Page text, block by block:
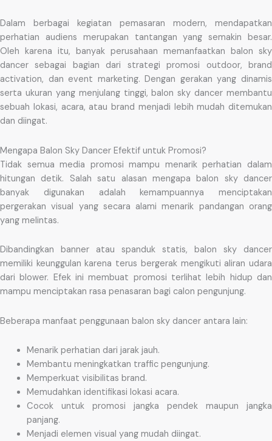
Dalam berbagai kegiatan pemasaran modern, mendapatkan
perhatian audiens merupakan tantangan yang semakin besar.
Oleh karena itu, banyak perusahaan memanfaatkan balon sky
dancer sebagai bagian dari strategi promosi outdoor, brand
activation, dan event marketing. Dengan gerakan yang dinamis
serta ukuran yang menjulang tinggi, balon sky dancer membantu
sebuah lokasi, acara, atau brand menjadi lebih mudah ditemukan
dan diingat.
Mengapa Balon Sky Dancer Efektif untuk Promosi?
Tidak semua media promosi mampu menarik perhatian dalam
hitungan detik. Salah satu alasan mengapa balon sky dancer
banyak digunakan adalah kemampuannya menciptakan
pergerakan visual yang secara alami menarik pandangan orang
yang melintas.
Dibandingkan banner atau spanduk statis, balon sky dancer
memiliki keunggulan karena terus bergerak mengikuti aliran udara
dari blower. Efek ini membuat promosi terlihat lebih hidup dan
mampu menciptakan rasa penasaran bagi calon pengunjung.
Beberapa manfaat penggunaan balon sky dancer antara lain:
Menarik perhatian dari jarak jauh.
Membantu meningkatkan traffic pengunjung.
Memperkuat visibilitas brand.
Memudahkan identifikasi lokasi acara.
Cocok untuk promosi jangka pendek maupun jangka
panjang.
Menjadi elemen visual yang mudah diingat.